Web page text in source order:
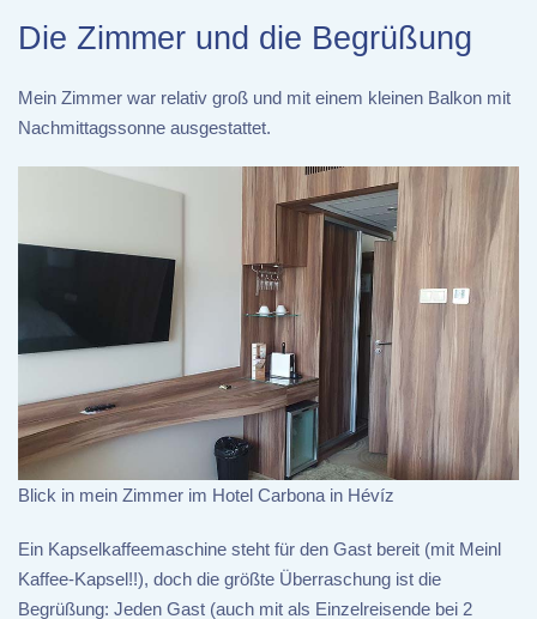
Die Zimmer und die Begrüßung
Mein Zimmer war relativ groß und mit einem kleinen Balkon mit
Nachmittagssonne ausgestattet.
Blick in mein Zimmer im Hotel Carbona in Hévíz
Ein Kapselkaffeemaschine steht für den Gast bereit (mit Meinl
Kaffee-Kapsel!!), doch die größte Überraschung ist die
Begrüßung: Jeden Gast (auch mit als Einzelreisende bei 2